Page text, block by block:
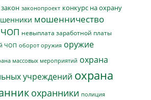
закон законопроект конкурс на охрану
мошенничество
ЧОП невыплата заработной платы
ЧОП оборот оружия оружие
массовых мероприятий охрана
учреждений охрана
охранники полиция